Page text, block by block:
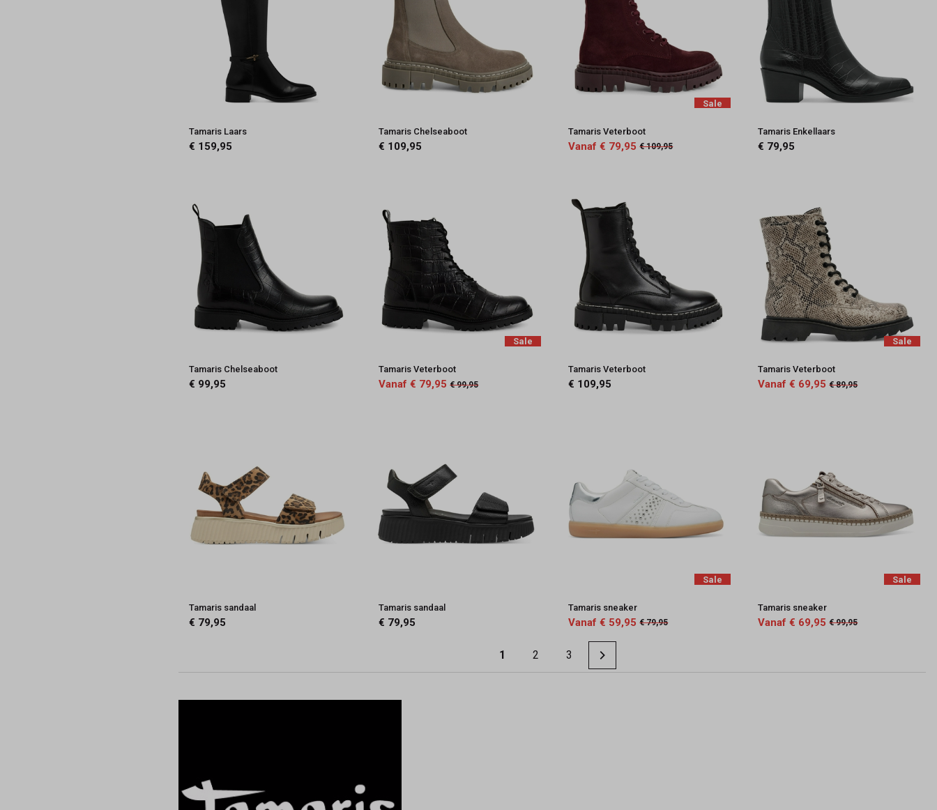
Tamaris Laars
€ 159,95
Tamaris Chelseaboot
€ 109,95
Sale
Tamaris Veterboot
Vanaf € 79,95 € 109,95
Tamaris Enkellaars
€ 79,95
Tamaris Chelseaboot
€ 99,95
Sale
Tamaris Veterboot
Vanaf € 79,95 € 99,95
Tamaris Veterboot
€ 109,95
Sale
Tamaris Veterboot
Vanaf € 69,95 € 89,95
Tamaris sandaal
€ 79,95
Tamaris sandaal
€ 79,95
Sale
Tamaris sneaker
Vanaf € 59,95 € 79,95
Sale
Tamaris sneaker
Vanaf € 69,95 € 99,95
1 2 3